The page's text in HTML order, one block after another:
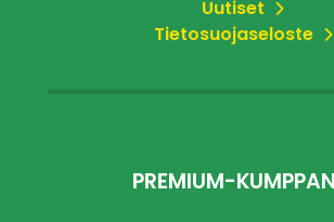
Uutiset
Tietosuojaseloste
PREMIUM-